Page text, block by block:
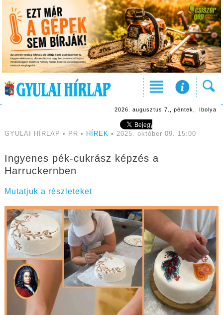
2026. augusztus 7., péntek, Ibolya
GYULAI HÍRLAP • PR • HÍREK • 2025. október 09. 15:00
Ingyenes pék-cukrász képzés a
Harruckernben
Mutatjuk a részleteket